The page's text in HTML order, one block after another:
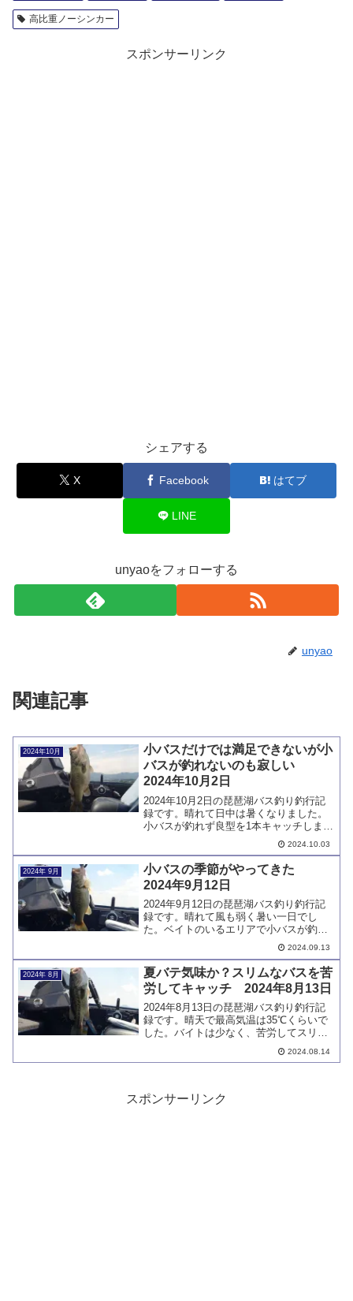
高比重ノーシンカー
スポンサーリンク
シェアする
X Facebook はてブ
LINE
unyaoをフォローする
unyao
関連記事
2024年10月
小バスだけでは満足できないが小
バスが釣れないのも寂しい
2024年10月2日
2024年10月2日の琵琶湖バス釣り釣行記
録です。晴れて日中は暑くなりました。
小バスが釣れず良型を1本キャッチしまし
た。サイズアップは嬉しいのですが、小
バスが全く釣れないのも寂しいもので
す。
2024.10.03
2024年 9月
小バスの季節がやってきた
2024年9月12日
2024年9月12日の琵琶湖バス釣り釣行記
録です。晴れて風も弱く暑い一日でし
た。ベイトのいるエリアで小バスが釣れ
始め、水中の季節は秋に突入です。サイ
ズを気にしなければ簡単にバスをキャッ
チできます。
2024.09.13
2024年 8月
夏バテ気味か？スリムなバスを苦
労してキャッチ 2024年8月13日
2024年8月13日の琵琶湖バス釣り釣行記
録です。晴天で最高気温は35℃くらいで
した。バイトは少なく、苦労してスリム
なバスを1本キャッチしました。ベイトは
多いのにバスも夏バテで食欲不振なので
2024.08.14
スポンサーリンク